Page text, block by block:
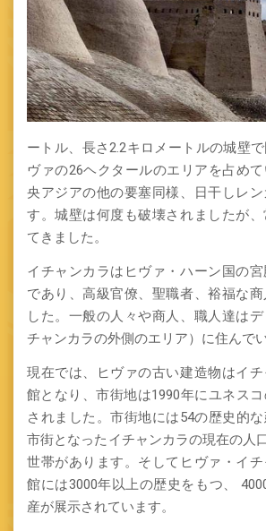
ートル、長さ2.2キロメートルの城壁
ヴァの26ヘクタールのエリアを占め
央アジアの他の要塞同様、日干しレ
す。城壁は何度も破壊されましたが
てきました。
イチャンカラはヒヴァ・ハーン国の
であり、高級官僚、聖職者、裕福な
した。一般の人々や商人、職人達は
チャンカラの外側のエリア）に住んでい
現在では、ヒヴァの古い建造物はイ
館となり、市街地は1990年にユネス
されました。市街地には54の歴史的
市街となったイチャンカラの現在の人
世帯があります。そしてヒヴァ・イ
館には3000年以上の歴史をもつ、
産が展示されています。